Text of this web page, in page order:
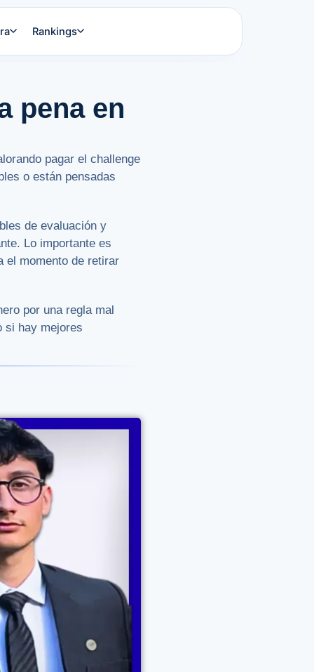
Rankings
pena en
pagar el challenge
o están pensadas
de evaluación y
Lo importante es
el momento de retirar
por una regla mal
si hay mejores